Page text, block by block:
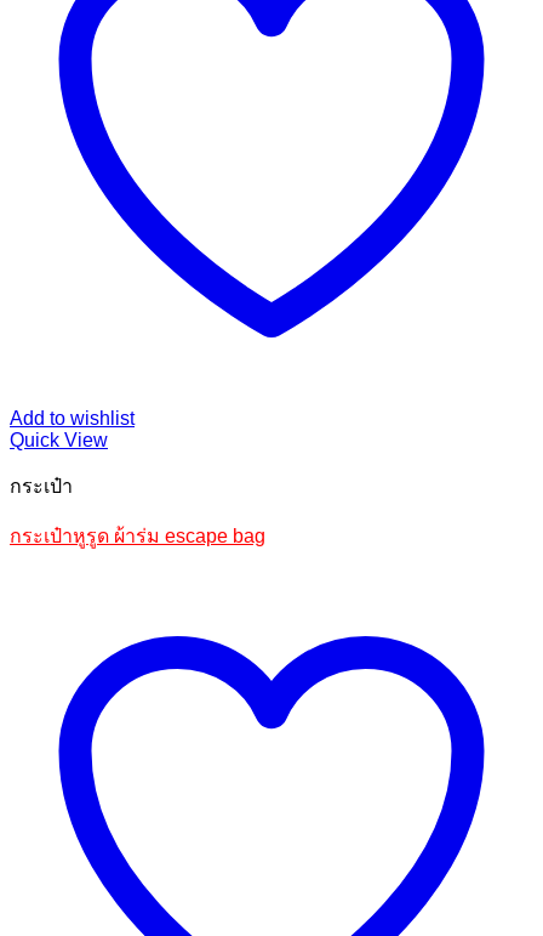
Add to wishlist
Quick View
กระเป๋า
กระเป๋าหูรูด ผ้าร่ม escape bag